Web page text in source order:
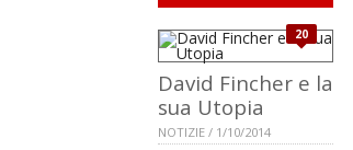
20
David Fincher e la
sua Utopia
NOTIZIE / 1/10/2014